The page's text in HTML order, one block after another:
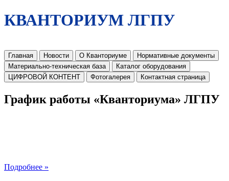
КВАНТОРИУМ ЛГПУ
Главная Новости О Кванториуме
Нормативные документы
Материально-техническая база
Каталог оборудования
ЦИФРОВОЙ КОНТЕНТ
Фотогалерея Контактная страница
График работы «Кванториума» ЛГПУ
Подробнее »